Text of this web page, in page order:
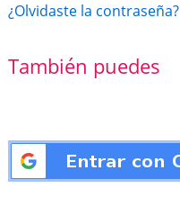
¿Olvidaste la contraseña?
También puedes